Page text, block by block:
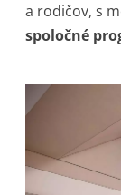
a rodičov, s
spoločné